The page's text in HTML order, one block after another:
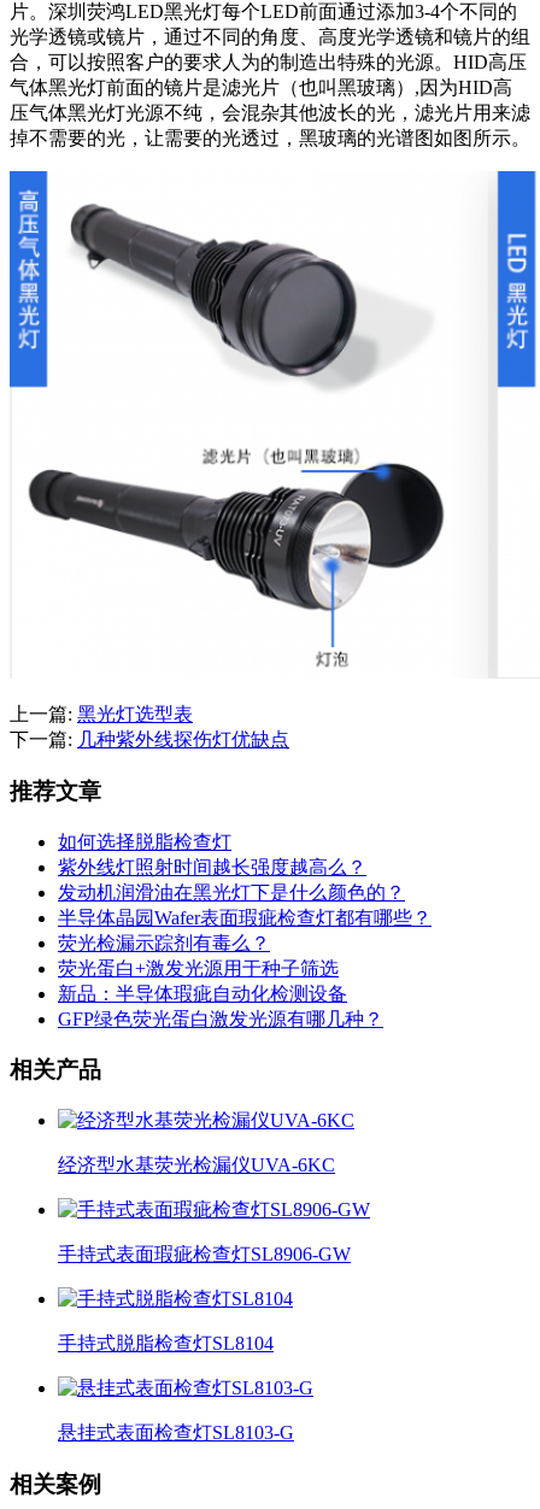
片。深圳荧鸿LED黑光灯每个LED前面通过添加3-4个不同的
光学透镜或镜片，通过不同的角度、高度光学透镜和镜片的组
合，可以按照客户的要求人为的制造出特殊的光源。HID高压
气体黑光灯前面的镜片是滤光片（也叫黑玻璃）,因为HID高
压气体黑光灯光源不纯，会混杂其他波长的光，滤光片用来滤
掉不需要的光，让需要的光透过，黑玻璃的光谱图如图所示。
上一篇: 黑光灯选型表
下一篇: 几种紫外线探伤灯优缺点
推荐文章
如何选择脱脂检查灯
紫外线灯照射时间越长强度越高么？
发动机润滑油在黑光灯下是什么颜色的？
半导体晶园Wafer表面瑕疵检查灯都有哪些？
荧光检漏示踪剂有毒么？
荧光蛋白+激发光源用于种子筛选
新品：半导体瑕疵自动化检测设备
GFP绿色荧光蛋白激发光源有哪几种？
相关产品
经济型水基荧光检漏仪UVA-6KC
手持式表面瑕疵检查灯SL8906-GW
手持式脱脂检查灯SL8104
悬挂式表面检查灯SL8103-G
相关案例